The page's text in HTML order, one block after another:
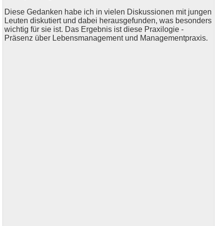
Diese Gedanken habe ich in vielen Diskussionen mit jungen
Leuten diskutiert und dabei herausgefunden, was besonders
wichtig für sie ist. Das Ergebnis ist diese Praxilogie -
Präsenz über Lebensmanagement und Managementpraxis.